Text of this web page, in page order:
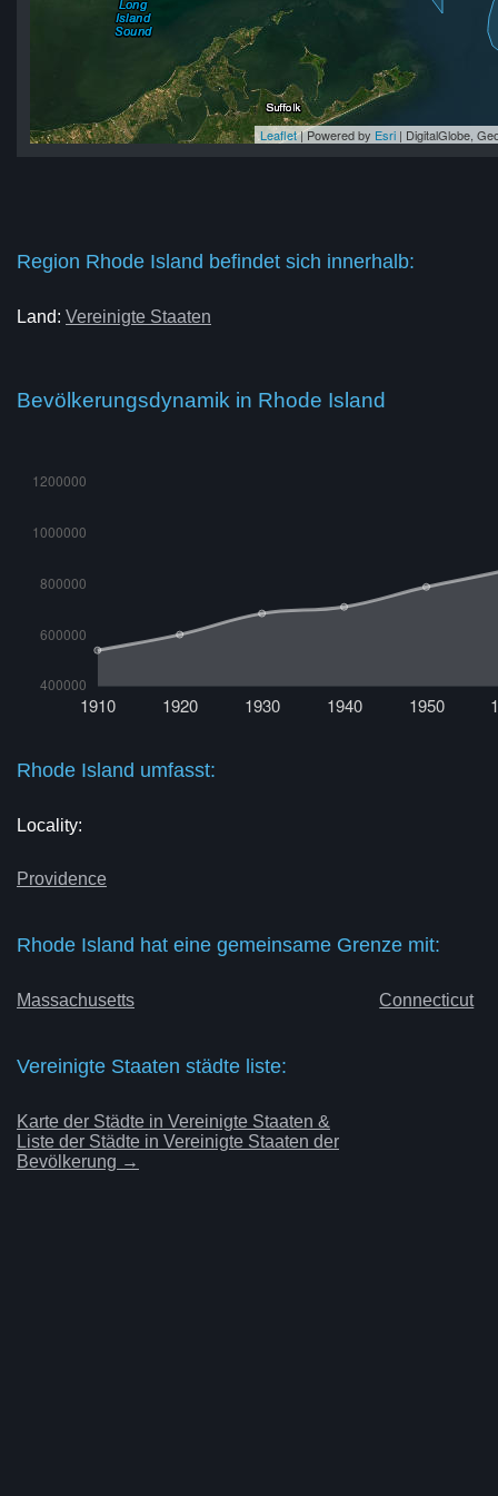
Leaflet| Powered by Esri| DigitalGlobe,
Region Rhode Island befindet sich innerhalb:
Land: Vereinigte Staaten
Bevölkerungsdynamik in Rhode Island
Rhode Island umfasst:
Locality:
Providence
Rhode Island hat eine gemeinsame Grenze mit:
Massachusetts Connecticut
Vereinigte Staaten städte liste:
Karte der Städte in Vereinigte Staaten &
Liste der Städte in Vereinigte Staaten der
Bevölkerung →